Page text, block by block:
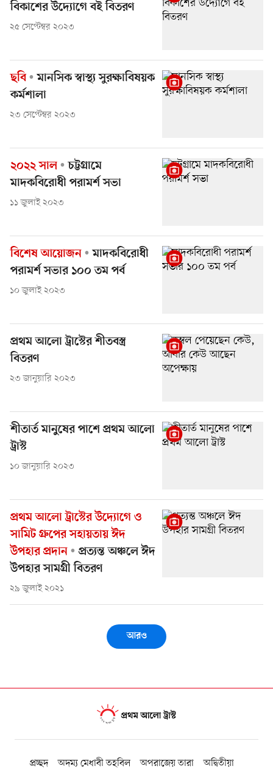
বিকাশের উদ্যোগে বই বিতরণ
২৫ সেপ্টেম্বর ২০২৩
ছবি
মানসিক স্বাস্থ্য সুরক্ষাবিষয়ক
কর্মশালা
২৩ সেপ্টেম্বর ২০২৩
২০২২ সাল
চট্টগ্রামে
মাদকবিরোধী পরামর্শ সভা
১১ জুলাই ২০২৩
বিশেষ আয়োজন
মাদকবিরোধী
পরামর্শ সভার ১০০ তম পর্ব
১০ জুলাই ২০২৩
প্রথম আলো ট্রাস্টের শীতবস্ত্র
বিতরণ
২৩ জানুয়ারি ২০২৩
শীতার্ত মানুষের পাশে প্রথম আলো
ট্রাস্ট
১০ জানুয়ারি ২০২৩
প্রথম আলো ট্রাস্টের উদ্যোগে ও
সামিট গ্রুপের সহায়তায় ঈদ
উপহার প্রদান
প্রত্যন্ত অঞ্চলে ঈদ
উপহার সামগ্রী বিতরণ
২৯ জুলাই ২০২১
আরও
প্রচ্ছদ অদম্য মেধাবী তহবিল অপরাজেয় তারা
অদ্বিতীয়া